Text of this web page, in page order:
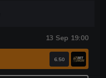
13 Sep 19:00
6.50